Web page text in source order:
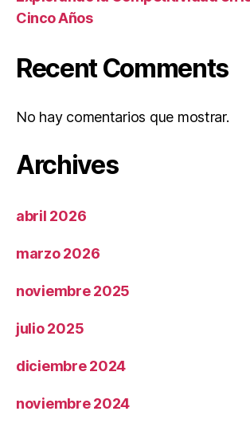
Cinco Años
Recent Comments
No hay comentarios que mostrar.
Archives
abril 2026
marzo 2026
noviembre 2025
julio 2025
diciembre 2024
noviembre 2024